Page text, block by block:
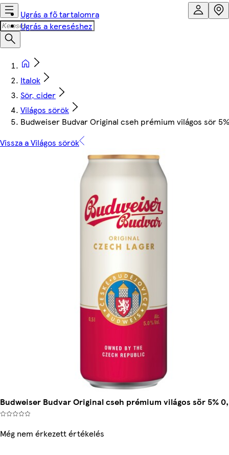
Ugrás a fő tartalomra
Ugrás a kereséshez
Italok
Sör, cider
Világos sörök
Budweiser Budvar Original cseh prémium világos sör
Vissza a Világos sörök
Budweiser Budvar Original cseh prémium világos sör 5%
Még nem érkezett értékelés